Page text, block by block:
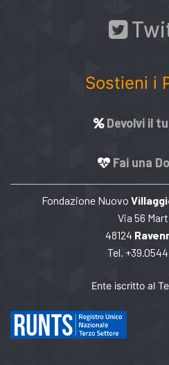
Sostieni i
Devolvi il
Fai una
Fondazione Nuovo
Via 56
48124
Tel.
Ente iscritto al